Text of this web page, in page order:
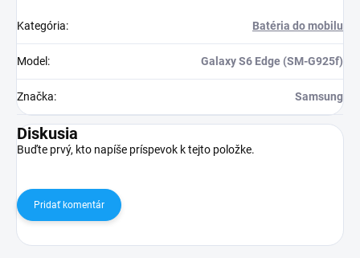
Kategória: Batéria do mobilu
Model : Galaxy S6 Edge (SM-G925f)
Značka: Samsung
Diskusia
Buďte prvý, kto napíše príspevok k tejto položke.
Pridať komentár